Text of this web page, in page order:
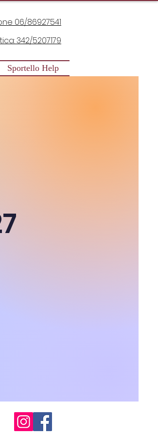
Sportello Help
06/86927541
342/5207179